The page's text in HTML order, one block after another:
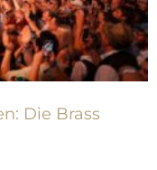
Die Brass